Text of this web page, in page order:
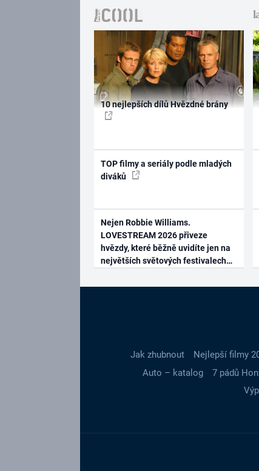
10 nejlepších dílů Hvězdné brány
TOP filmy a seriály podle mladých
diváků
Nejen Robbie Williams.
LOVESTREAM 2026 přiveze
hvězdy, které běžně uvidíte jen na
největších světových festivalech
Jak zhubnout Nejlepší filmy
Auto – katalog
7 pádů